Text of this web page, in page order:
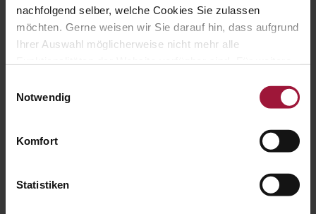
nachfolgend selber, welche Cookies Sie zulassen
möchten. Gerne weisen wir Sie darauf hin, dass aufgrund
Ihrer Auswahl möglicherweise nicht mehr alle
Datenschutzerklärung und Cookie Policy.
Notwendig
Komfort
Statistiken

A-5223 Pfaffstätt
